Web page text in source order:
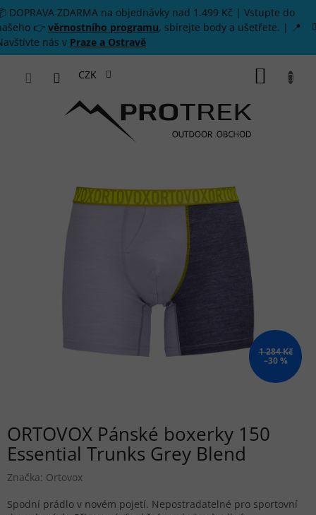
Přejít na obsah
DOPRAVA ZDARMA na objednávky nad 1.499 Kč | Vstupte do
👉 věrnostního programu, sbírejte body a ušetřete. | 📍
nás v Praze a Ostravě
CZK
1 284 Kč
–30 %
ORTOVOX Pánské boxerky 150
Essential Trunks Grey Blend
Značka: Ortovox
Spodní prádlo v novém pojetí. Nepostradatelné pro sportovní